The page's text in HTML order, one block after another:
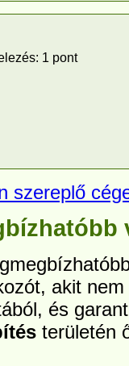
1 pont
szereplő
akit
és
területén